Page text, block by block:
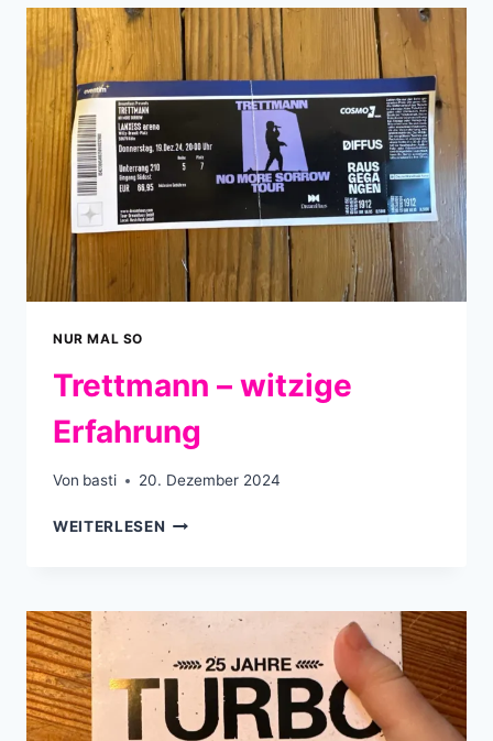
NUR MAL SO
Trettmann – witzige
Erfahrung
Von basti 20. Dezember 2024
WEITERLESEN TRETTMANN